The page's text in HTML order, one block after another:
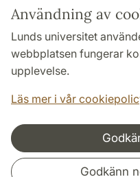
Användning av
Lunds universitet
webbplatsen fungerar
upplevelse.
Läs mer i vår
Godkänn
TYPO3-login
Följ oss i sociala medier